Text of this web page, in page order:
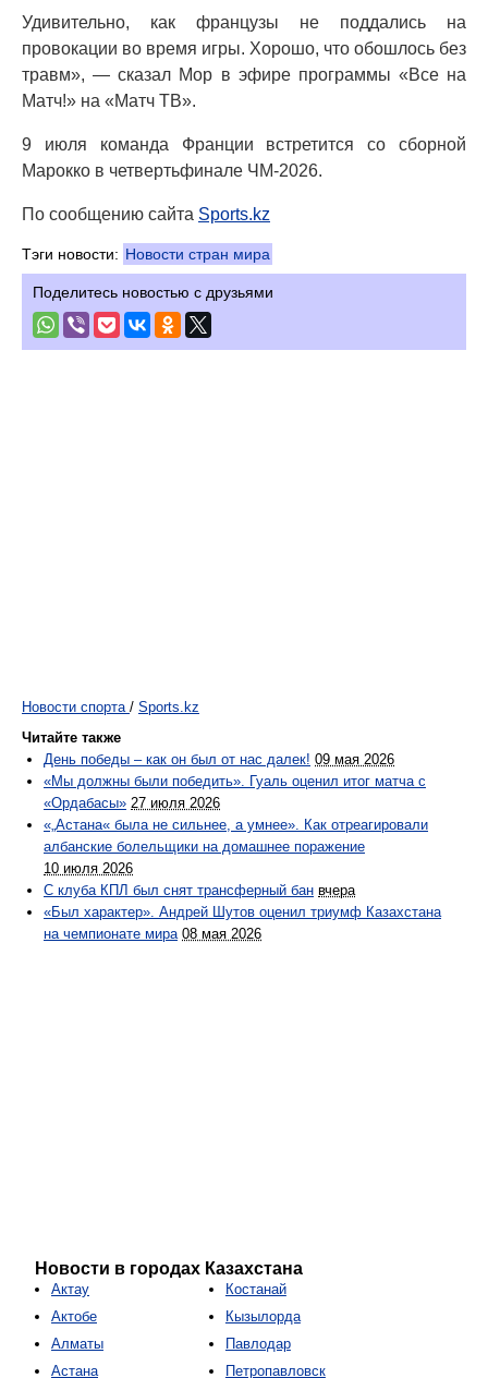
Удивительно, как французы не поддались на
провокации во время игры. Хорошо, что обошлось без
травм», — сказал Мор в эфире программы «Все на
Матч!» на «Матч ТВ».
9 июля команда Франции встретится со сборной
Марокко в четвертьфинале ЧМ-2026.
По сообщению сайта Sports.kz
Тэги новости: Новости стран мира
Поделитесь новостью с друзьями
Новости спорта / Sports.kz
Читайте также
День победы – как он был от нас далек! 09 мая 2026
«Мы должны были победить». Гуаль оценил итог матча с
«Ордабасы» 27 июля 2026
«„Астана« была не сильнее, а умнее». Как отреагировали
албанские болельщики на домашнее поражение
10 июля 2026
С клуба КПЛ был снят трансферный бан вчера
«Был характер». Андрей Шутов оценил триумф Казахстана
на чемпионате мира 08 мая 2026
Новости в городах Казахстана
Актау
Актобе
Алматы
Астана
Костанай
Кызылорда
Павлодар
Петропавловск